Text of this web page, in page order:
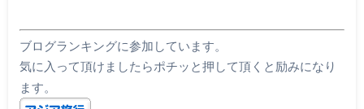
ブログランキングに参加しています。
気に入って頂けましたらポチッと押して頂くと励みになり
ます。